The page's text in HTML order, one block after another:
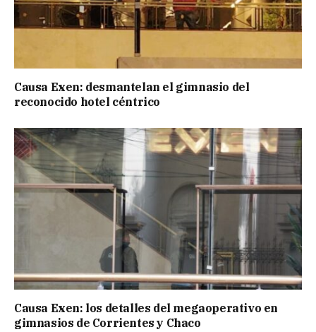
Causa Exen: desmantelan el gimnasio del
reconocido hotel céntrico
Causa Exen: los detalles del megaoperativo en
gimnasios de Corrientes y Chaco